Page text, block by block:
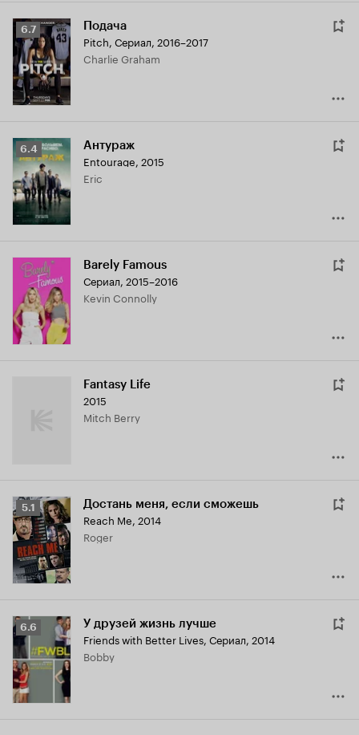
Рейтинг
Кинопоиска
6.7
6.7 Подача
Pitch, Сериал, 2016–2017
Charlie Graham
Рейтинг
Кинопоиска
6.4
6.4 Антураж
Entourage, 2015
Eric
Barely Famous
Сериал, 2015–2016
Kevin Connolly
Fantasy Life
2015
Mitch Berry
Рейтинг
Кинопоиска
5.1
5.1 Достань меня, если сможешь
Reach Me, 2014
Roger
Рейтинг
Кинопоиска
6.6
6.6 У друзей жизнь лучше
Friends with Better Lives, Сериал, 2014
Bobby